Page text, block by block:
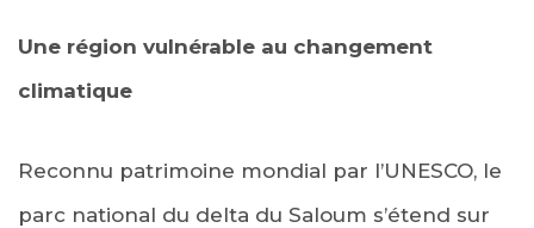
Une région vulnérable au changement
climatique
Reconnu patrimoine mondial par l’UNESCO, le
parc national du delta du Saloum s’étend sur